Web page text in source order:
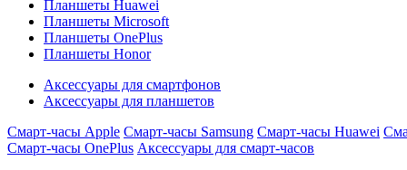
Планшеты Huawei
Планшеты Microsoft
Планшеты OnePlus
Планшеты Honor
Аксессуары для смартфонов
Аксессуары для планшетов
Смарт-часы Apple Смарт-часы Samsung Смарт-часы Huawei
Смарт-часы OnePlus Аксессуары для смарт-часов